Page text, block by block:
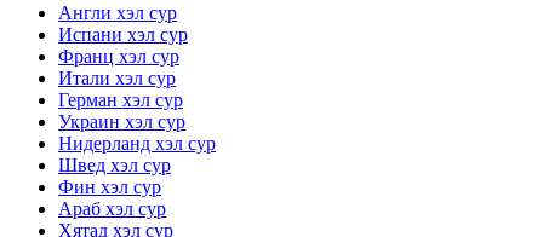
Англи хэл сур
Испани хэл сур
Франц хэл сур
Итали хэл сур
Герман хэл сур
Украин хэл сур
Нидерланд хэл сур
Швед хэл сур
Фин хэл сур
Араб хэл сур
Хятад хэл сур